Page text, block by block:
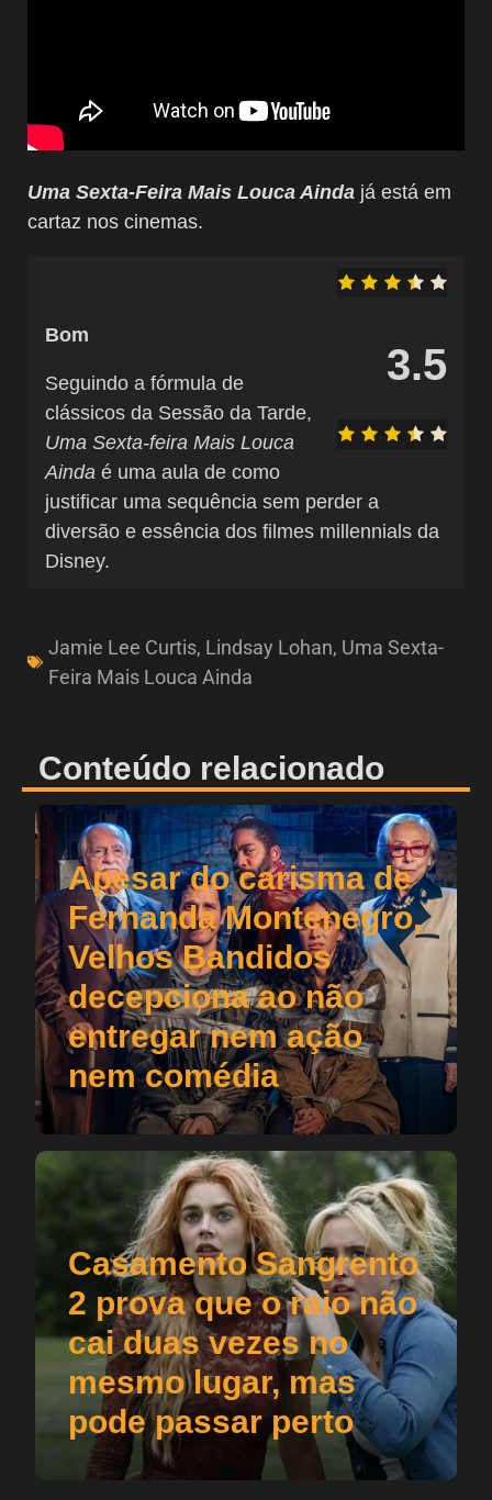
Uma Sexta-Feira Mais Louca Ainda já está em
cartaz nos cinemas.
3.5
Bom
Seguindo a fórmula de
clássicos da Sessão da Tarde,
Uma Sexta-feira Mais Louca
Ainda é uma aula de como
justificar uma sequência sem perder a
diversão e essência dos filmes millennials da
Disney.
Jamie Lee Curtis, Lindsay Lohan, Uma Sexta-
Feira Mais Louca Ainda
Conteúdo relacionado
Apesar do carisma de
Fernanda Montenegro,
Velhos Bandidos
decepciona ao não
entregar nem ação
nem comédia
Casamento Sangrento
2 prova que o raio não
cai duas vezes no
mesmo lugar, mas
pode passar perto